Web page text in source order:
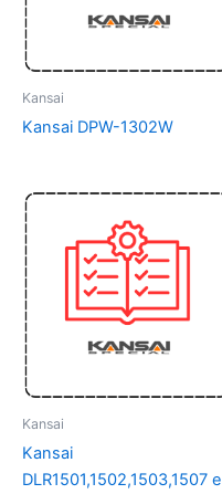
Kansai
Kansai DPW-1302W
Kansai
Kansai
DLR1501,1502,1503,1507 e